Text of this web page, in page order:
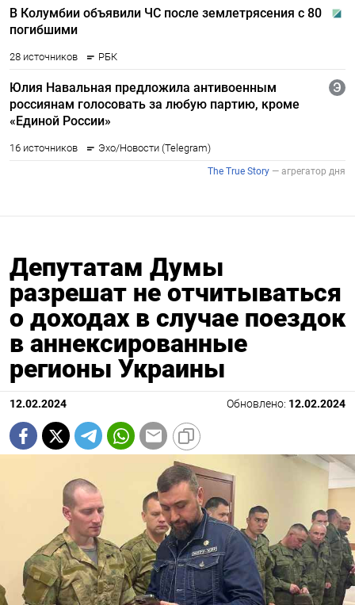
Депутатам Думы
разрешат не отчитываться
о доходах в случае поездок
в аннексированные
регионы Украины
12.02.2024 Обновлено: 12.02.2024